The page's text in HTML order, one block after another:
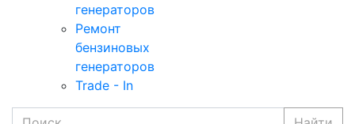
генераторов
Ремонт
бензиновых
генераторов
Trade - In